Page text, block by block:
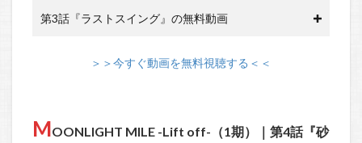
第3話『ラストスイング』の無料動画
＞＞今すぐ動画を無料視聴する＜＜
MOONLIGHT MILE -Lift off-（1期）｜第4話『砂